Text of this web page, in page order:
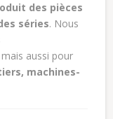
des pièces
séries. Nous
mais aussi pour
machines-